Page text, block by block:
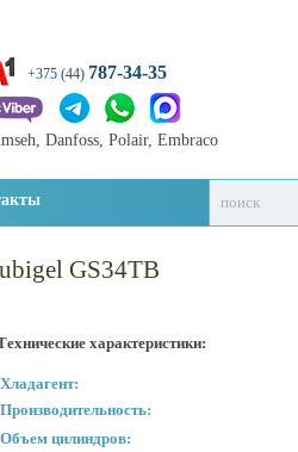
+375 (44) 787-34-35
Danfoss, Polair, Embraco
GS34TB
характеристики:
Хладагент:
Производительность:
Объем цилиндров: